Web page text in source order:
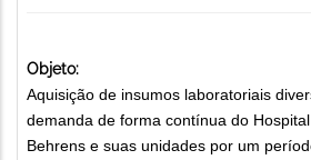
Objeto:
Aquisição de insumos laboratoriais
demanda de forma contínua do
Behrens e suas unidades por um